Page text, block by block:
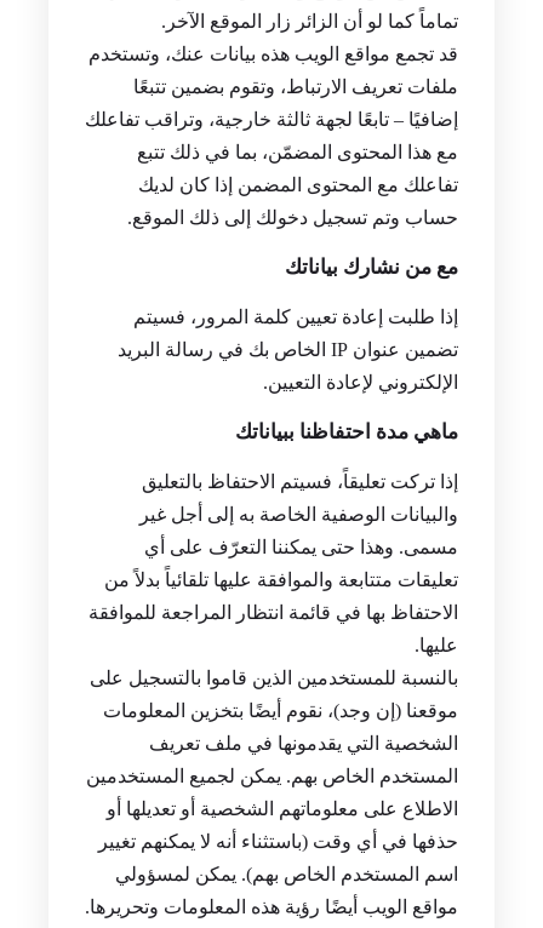
تماماً كما لو أن الزائر زار الموقع الآخر.
قد تجمع مواقع الويب هذه بيانات عنك، وتستخدم
ملفات تعريف الارتباط، وتقوم بضمين تتبعًا
إضافيًا – تابعًا لجهة ثالثة خارجية، وتراقب تفاعلك
مع هذا المحتوى المضمّن، بما في ذلك تتبع
تفاعلك مع المحتوى المضمن إذا كان لديك
حساب وتم تسجيل دخولك إلى ذلك الموقع.
مع من نشارك بياناتك
إذا طلبت إعادة تعيين كلمة المرور، فسيتم
تضمين عنوان IP الخاص بك في رسالة البريد
الإلكتروني لإعادة التعيين.
ماهي مدة احتفاظنا ببياناتك
إذا تركت تعليقاً، فسيتم الاحتفاظ بالتعليق
والبيانات الوصفية الخاصة به إلى أجل غير
مسمى. وهذا حتى يمكننا التعرّف على أي
تعليقات متتابعة والموافقة عليها تلقائياً بدلاً من
الاحتفاظ بها في قائمة انتظار المراجعة للموافقة
عليها.
بالنسبة للمستخدمين الذين قاموا بالتسجيل على
موقعنا (إن وجد)، نقوم أيضًا بتخزين المعلومات
الشخصية التي يقدمونها في ملف تعريف
المستخدم الخاص بهم. يمكن لجميع المستخدمين
الاطلاع على معلوماتهم الشخصية أو تعديلها أو
حذفها في أي وقت (باستثناء أنه لا يمكنهم تغيير
اسم المستخدم الخاص بهم). يمكن لمسؤولي
مواقع الويب أيضًا رؤية هذه المعلومات وتحريرها.